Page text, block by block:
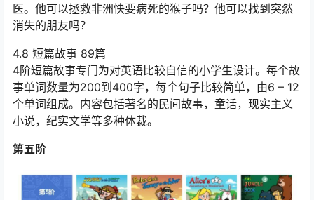
医。他可以拯救非洲快要病死的猴子吗？他可以找到突然
消失的朋友吗？
4.8 短篇故事 89篇
4阶短篇故事专门为对英语比较自信的小学生设计。每个故
事单词数量为200到400字，每个句子比较简单，由6 – 12
个单词组成。内容包括著名的民间故事，童话，现实主义
小说，纪实文学等多种体裁。
第五阶